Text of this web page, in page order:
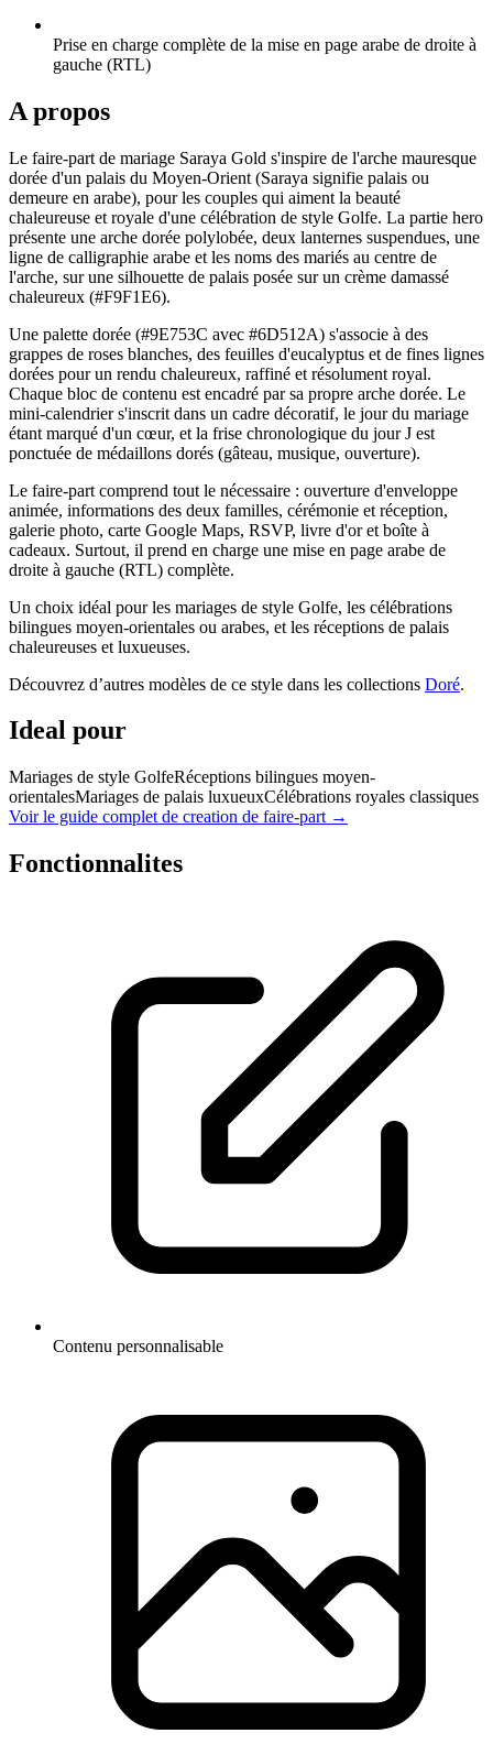
Prise en charge complète de la mise en page arabe de droite à
gauche (RTL)
A propos
Le faire-part de mariage Saraya Gold s'inspire de l'arche mauresque
dorée d'un palais du Moyen-Orient (Saraya signifie palais ou
demeure en arabe), pour les couples qui aiment la beauté
chaleureuse et royale d'une célébration de style Golfe. La partie hero
présente une arche dorée polylobée, deux lanternes suspendues, une
ligne de calligraphie arabe et les noms des mariés au centre de
l'arche, sur une silhouette de palais posée sur un crème damassé
chaleureux (#F9F1E6).
Une palette dorée (#9E753C avec #6D512A) s'associe à des
grappes de roses blanches, des feuilles d'eucalyptus et de fines lignes
dorées pour un rendu chaleureux, raffiné et résolument royal.
Chaque bloc de contenu est encadré par sa propre arche dorée. Le
mini-calendrier s'inscrit dans un cadre décoratif, le jour du mariage
étant marqué d'un cœur, et la frise chronologique du jour J est
ponctuée de médaillons dorés (gâteau, musique, ouverture).
Le faire-part comprend tout le nécessaire : ouverture d'enveloppe
animée, informations des deux familles, cérémonie et réception,
galerie photo, carte Google Maps, RSVP, livre d'or et boîte à
cadeaux. Surtout, il prend en charge une mise en page arabe de
droite à gauche (RTL) complète.
Un choix idéal pour les mariages de style Golfe, les célébrations
bilingues moyen-orientales ou arabes, et les réceptions de palais
chaleureuses et luxueuses.
Découvrez d’autres modèles de ce style dans les collections Doré.
Ideal pour
Mariages de style GolfeRéceptions bilingues moyen-
orientalesMariages de palais luxueuxCélébrations royales classiques
Voir le guide complet de creation de faire-part →
Fonctionnalites
Contenu personnalisable